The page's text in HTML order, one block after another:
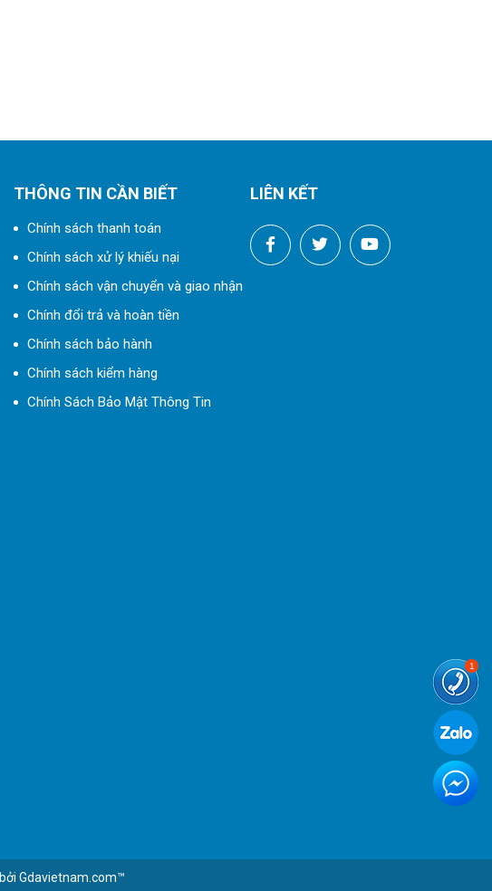
THÔNG TIN CẦN BIẾT
Chính sách thanh toán
Chính sách xử lý khiếu nại
Chính sách vận chuyển và giao nhận
Chính đổi trả và hoàn tiền
Chính sách bảo hành
Chính sách kiểm hàng
Chính Sách Bảo Mật Thông Tin
LIÊN KẾT
bởi Gdavietnam.com™